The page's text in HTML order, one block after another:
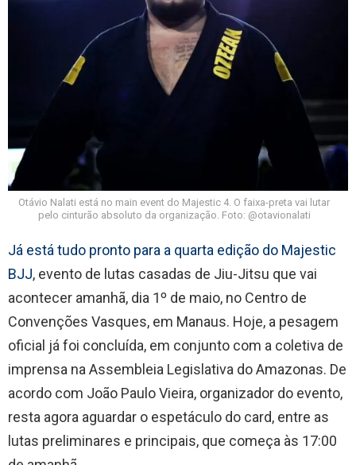
Otávio Nalati está no main event do Majestic 4. O faixa-preta vai lutar
pelo cinturão absoluto da organização. Foto: @otavionalati
Já está tudo pronto para a quarta edição do Majestic
BJJ, evento de lutas casadas de Jiu-Jitsu que vai
acontecer amanhã, dia 1º de maio, no Centro de
Convenções Vasques, em Manaus. Hoje, a pesagem
oficial já foi concluída, em conjunto com a coletiva de
imprensa na Assembleia Legislativa do Amazonas. De
acordo com João Paulo Vieira, organizador do evento,
resta agora aguardar o espetáculo do card, entre as
lutas preliminares e principais, que começa às 17:00